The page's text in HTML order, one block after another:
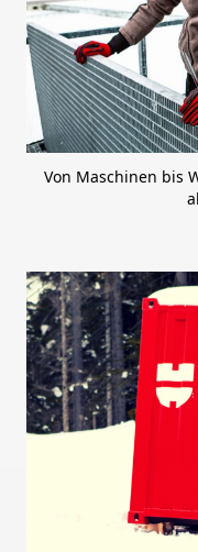
Von Maschinen bis